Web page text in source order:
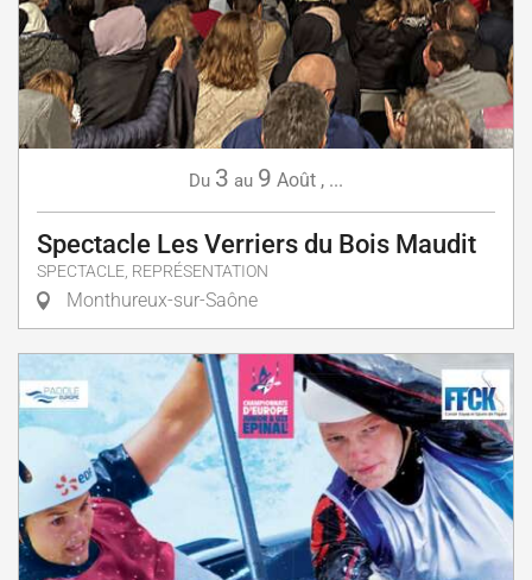
Du 3 au 9 Août , ...
Spectacle Les Verriers du Bois Maudit
SPECTACLE, REPRÉSENTATION
Monthureux-sur-Saône